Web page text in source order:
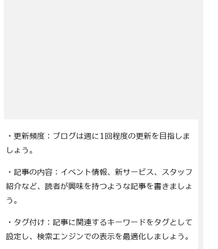
・更新頻度：ブログは週に1回程度の更新を目指しま
しょう。
・記事の内容：イベント情報、新サービス、スタッフ
紹介など、読者が興味を持つような記事を書きましょ
う。
・タグ付け：記事に関連するキーワードをタグとして
設定し、検索エンジンでの表示を最適化しましょう。